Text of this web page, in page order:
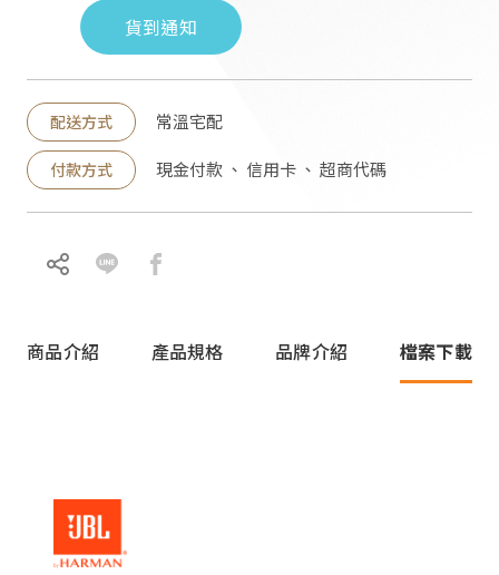
貨到通知
配送方式 常溫宅配
付款方式 現金付款 、 信用卡 、 超商代碼
商品介紹 產品規格 品牌介紹 檔案下載